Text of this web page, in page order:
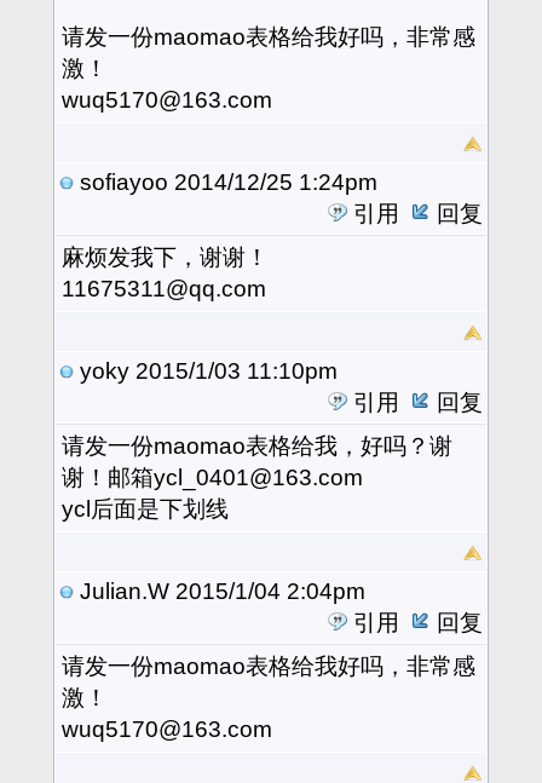
请发一份maomao表格给我好吗，非常感
激！
wuq5170@163.com
sofiayoo 2014/12/25 1:24pm
引用
回复
麻烦发我下，谢谢！
11675311@qq.com
yoky 2015/1/03 11:10pm
引用
回复
请发一份maomao表格给我，好吗？谢
谢！邮箱ycl_0401@163.com
ycl后面是下划线
Julian.W 2015/1/04 2:04pm
引用
回复
请发一份maomao表格给我好吗，非常感
激！
wuq5170@163.com